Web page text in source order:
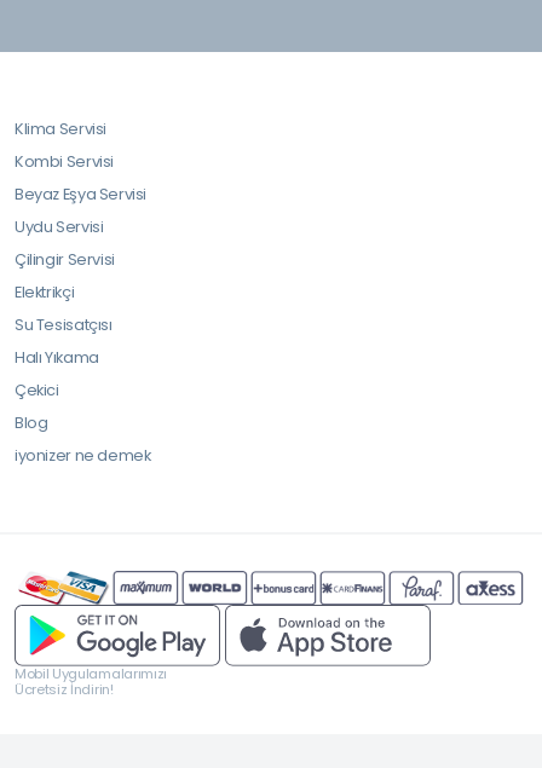
Klima Servisi
Kombi Servisi
Beyaz Eşya Servisi
Uydu Servisi
Çilingir Servisi
Elektrikçi
Su Tesisatçısı
Halı Yıkama
Çekici
Blog
iyonizer ne demek
Mobil Uygulamalarımızı
Ücretsiz İndirin!